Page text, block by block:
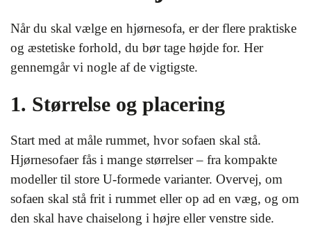
Når du skal vælge en hjørnesofa, er der flere praktiske
og æstetiske forhold, du bør tage højde for. Her
gennemgår vi nogle af de vigtigste.
1. Størrelse og placering
Start med at måle rummet, hvor sofaen skal stå.
Hjørnesofaer fås i mange størrelser – fra kompakte
modeller til store U-formede varianter. Overvej, om
sofaen skal stå frit i rummet eller op ad en væg, og om
den skal have chaiselong i højre eller venstre side.